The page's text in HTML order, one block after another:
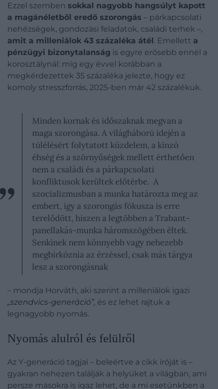
Ezzel szemben sokkal nagyobb hangsúlyt kapott
a magánéletből eredő szorongás – párkapcsolati
nehézségek, gondozási feladatok, családi terhek –,
amit a milleniálok 43 százaléka átél. Emellett a
pénzügyi bizonytalanság is egyre erősebb ennél a
korosztálynál: míg egy évvel korábban a
megkérdezettek 35 százaléka jelezte, hogy ez
komoly stresszforrás, 2025-ben már 42 százalékuk.
Minden kornak és időszaknak megvan a
maga szorongása. A világháború idején a
túlélésért folytatott küzdelem, a kínzó
éhség és a szörnyűségek mellett érthetően
nem a családi és a párkapcsolati
konfliktusok kerültek előtérbe. A
szocializmusban a munka határozta meg az
embert, így a szorongás fókusza is erre
terelődött, hiszen a legtöbben a Trabant-
panellakás-munka háromszögében éltek.
Senkinek nem könnyebb vagy nehezebb
megbirkóznia az érzéssel, csak más tárgya
lesz a szorongásnak
– mondja Horváth, aki szerint a milleniálok igazi
„szendvics-generáció”, és ez lehet rajtuk a
legnagyobb nyomás.
Nyomás alulról és felülről
Az Y-generáció tagjai – beleértve a cikk íróját is –
gyakran nehezen találják a helyüket a világban, ami
persze másokra is igaz lehet, de a mi esetünkben a